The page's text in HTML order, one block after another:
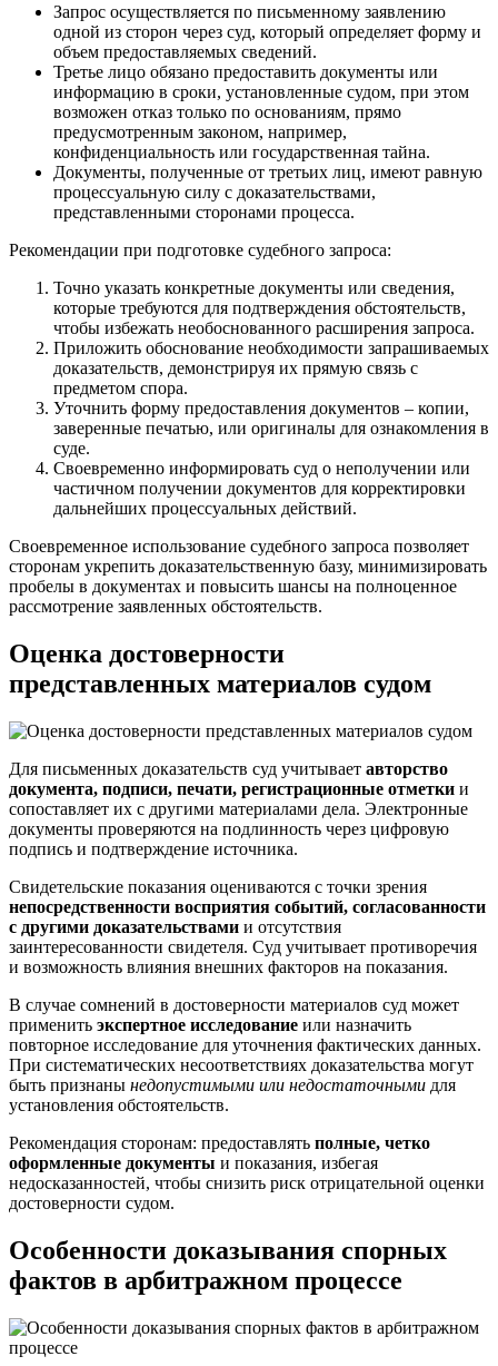
Запрос осуществляется по письменному заявлению
одной из сторон через суд, который определяет форму и
объем предоставляемых сведений.
Третье лицо обязано предоставить документы или
информацию в сроки, установленные судом, при этом
возможен отказ только по основаниям, прямо
предусмотренным законом, например,
конфиденциальность или государственная тайна.
Документы, полученные от третьих лиц, имеют равную
процессуальную силу с доказательствами,
представленными сторонами процесса.
Рекомендации при подготовке судебного запроса:
Точно указать конкретные документы или сведения,
которые требуются для подтверждения обстоятельств,
чтобы избежать необоснованного расширения запроса.
Приложить обоснование необходимости запрашиваемых
доказательств, демонстрируя их прямую связь с
предметом спора.
Уточнить форму предоставления документов – копии,
заверенные печатью, или оригиналы для ознакомления в
суде.
Своевременно информировать суд о неполучении или
частичном получении документов для корректировки
дальнейших процессуальных действий.
Своевременное использование судебного запроса позволяет
сторонам укрепить доказательственную базу, минимизировать
пробелы в документах и повысить шансы на полноценное
рассмотрение заявленных обстоятельств.
Оценка достоверности
представленных материалов судом
Для письменных доказательств суд учитывает авторство
документа, подписи, печати, регистрационные отметки и
сопоставляет их с другими материалами дела. Электронные
документы проверяются на подлинность через цифровую
подпись и подтверждение источника.
Свидетельские показания оцениваются с точки зрения
непосредственности восприятия событий, согласованности
с другими доказательствами и отсутствия
заинтересованности свидетеля. Суд учитывает противоречия
и возможность влияния внешних факторов на показания.
В случае сомнений в достоверности материалов суд может
применить экспертное исследование или назначить
повторное исследование для уточнения фактических данных.
При систематических несоответствиях доказательства могут
быть признаны недопустимыми или недостаточными для
установления обстоятельств.
Рекомендация сторонам: предоставлять полные, четко
оформленные документы и показания, избегая
недосказанностей, чтобы снизить риск отрицательной оценки
достоверности судом.
Особенности доказывания спорных
фактов в арбитражном процессе